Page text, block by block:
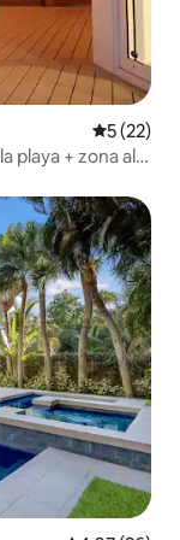
5 (22)
playa + zona al